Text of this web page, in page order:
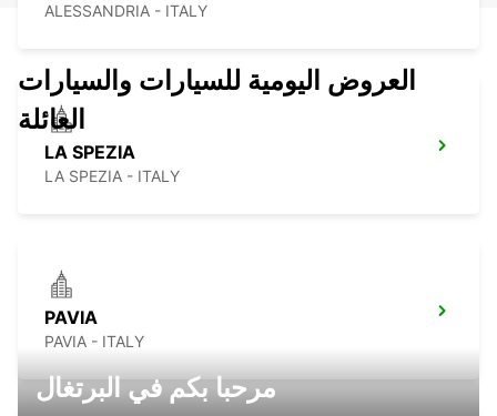
ALESSANDRIA - ITALY
LA SPEZIA
LA SPEZIA - ITALY
PAVIA
PAVIA - ITALY
العروض اليومية للسيارات والسيارات
العائلة
مرحبا بكم في البرتغال